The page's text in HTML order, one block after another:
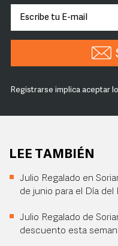
Registrarse implica aceptar
LEE TAMBIÉN
Julio Regalado en
de junio para el Día del
Julio Regalado de
descuento esta